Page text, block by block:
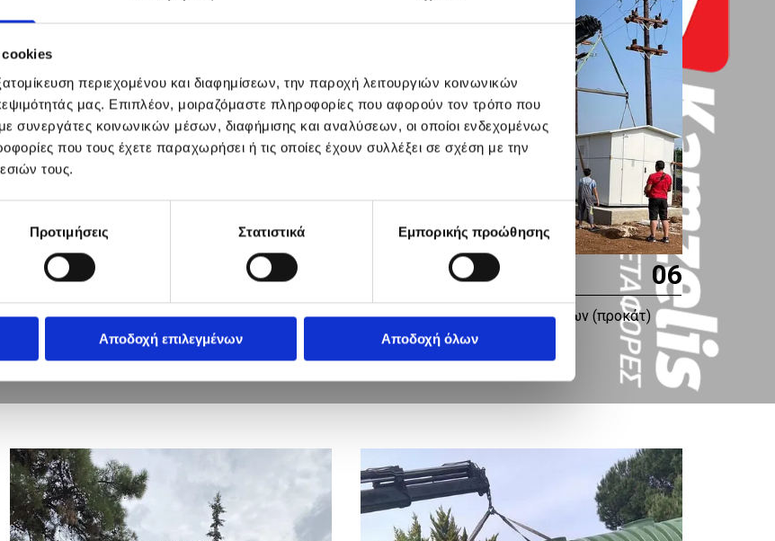
cookies
περιεχομένου και διαφημίσεων, την παροχή λειτουργιών κοινωνικών
μας. Επιπλέον, μοιραζόμαστε πληροφορίες που αφορούν τον τρόπο που
συνεργάτες κοινωνικών μέσων, διαφήμισης και αναλύσεων, οι οποίοι ενδεχομένως
που τους έχετε παραχωρήσει ή τις οποίες έχουν συλλέξει σε σχέση με την
τους.
Προτιμήσεις Στατιστικά Εμπορικής προώθησης
Αποδοχή επιλεγμένων Αποδοχή όλων
Μεταφορές μεταλλικών κατασκευών, σκελετών
και σιδηροκατασκευών
06
Μεταφορές προκατασκευασμένων (προκάτ)
κτιρίων